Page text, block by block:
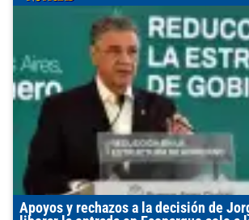
Apoyos y rechazos a la decisión de